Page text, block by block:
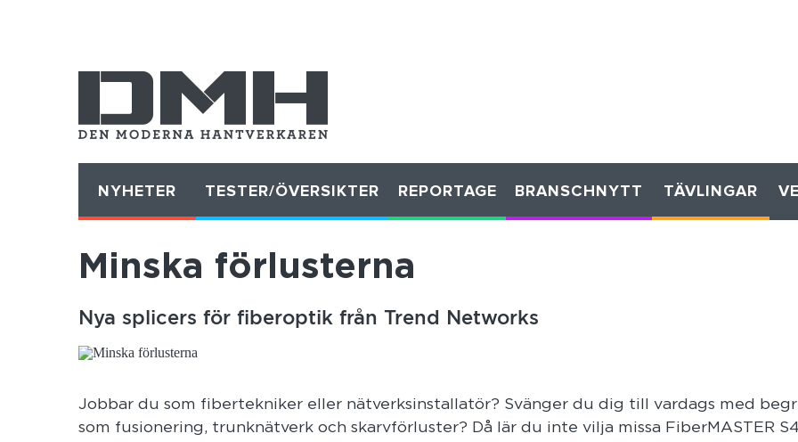
NYHETER TESTER/ÖVERSIKTER REPORTAGE BRANSCHNYTT TÄVLINGAR
Minska förlusterna
Nya splicers för fiberoptik från Trend Networks
Jobbar du som fibertekniker eller nätverksinstallatör? Svänger du dig till vardags med
som fusionering, trunknätverk och skarvförluster? Då lär du inte vilja missa FiberMASTER